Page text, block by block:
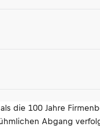
die 100 Jahre
Abgang